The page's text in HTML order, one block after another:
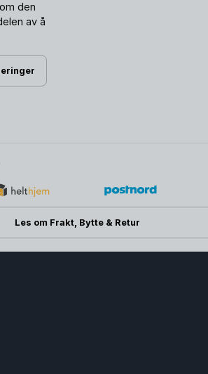
den
av å
Les om Frakt, Bytte & Retur